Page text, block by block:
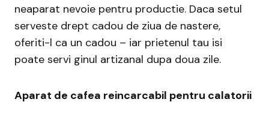
neaparat nevoie pentru productie. Daca setul
serveste drept cadou de ziua de nastere,
oferiti-l ca un cadou – iar prietenul tau isi
poate servi ginul artizanal dupa doua zile.
Aparat de cafea reincarcabil pentru calatorii